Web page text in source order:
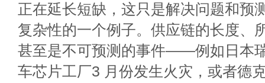
正在延长短缺，这只是解决问题和预
复杂性的一个例子。供应链的长度、
甚至是不可预测的事件——例如日本
车芯片工厂3 月份发生火灾，或者德